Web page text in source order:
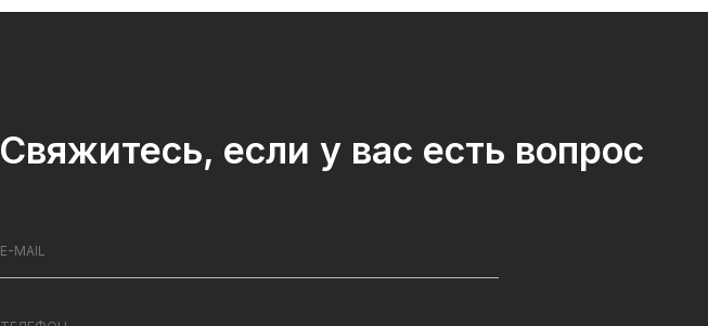
Свяжитесь, если у вас есть вопрос